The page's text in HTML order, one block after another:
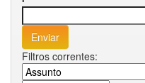
Filtros correntes: